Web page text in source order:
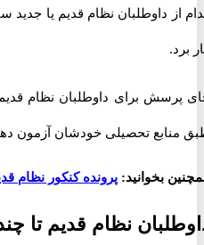
برای داوطلبان نظام قدیم
تحصیلی خودشان آزمون دهند.
بخوانید: پرونده کنکور نظام قدیم
نظام قدیم تا